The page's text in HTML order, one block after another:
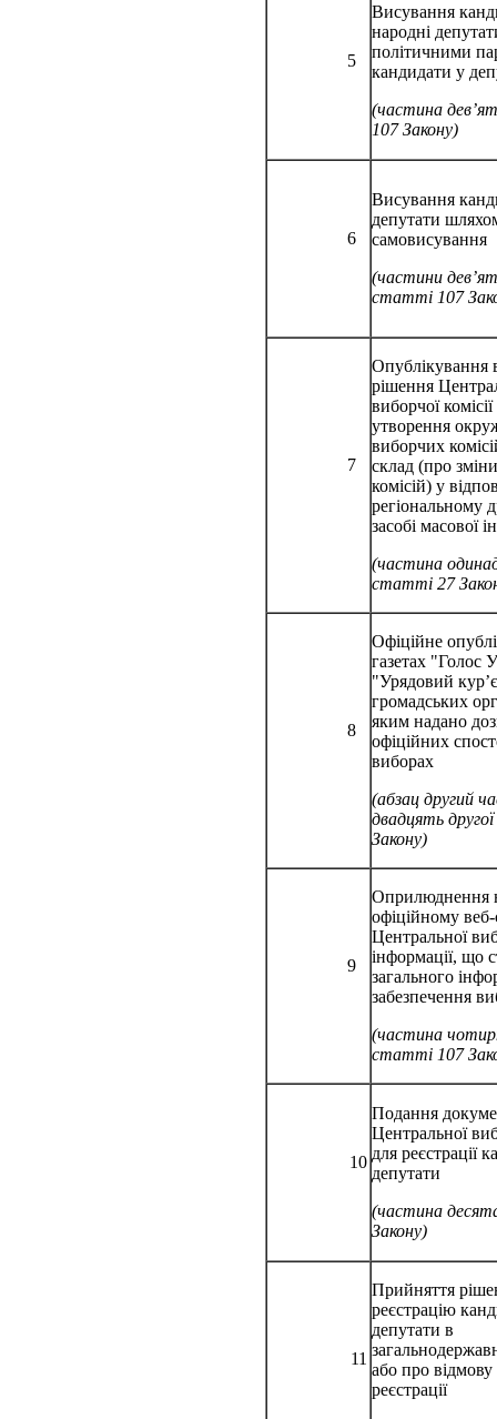
5
Висування
народні
політичними
кандидати у
(частина
107 Закону)
6
Висування
депутати
самовисування
(частини
статті 107
7
Опублікування
рішення
виборчої
утворення
виборчих
склад (про
комісій) у
регіональному
засобі масової
(частина
статті 27
8
Офіційне
газетах "Голос
"Урядовий
громадських
яким надано
офіційних
виборах
(абзац другий
двадцять
Закону)
9
Оприлюднення
офіційному веб-
Центральної
інформації, що
загального
забезпечення
(частина
статті 107
10
Подання
Центральної
для реєстрації
депутати
(частина
Закону)
11
Прийняття
реєстрацію
депутати в
або про відмову
реєстрації